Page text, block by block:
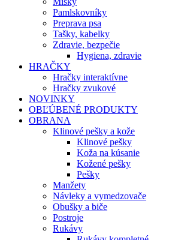
Pamlskovníky
Preprava psa
Tašky, kabelky
Zdravie, bezpečie
Hygiena, zdravie
HRAČKY
Hračky interaktívne
Hračky zvukové
NOVINKY
OBĽÚBENÉ PRODUKTY
OBRANA
Klinové pešky a kože
Klinové pešky
Koža na kúsanie
Kožené pešky
Pešky
Manžety
Návleky a vymedzovače
Obušky a biče
Postroje
Rukávy